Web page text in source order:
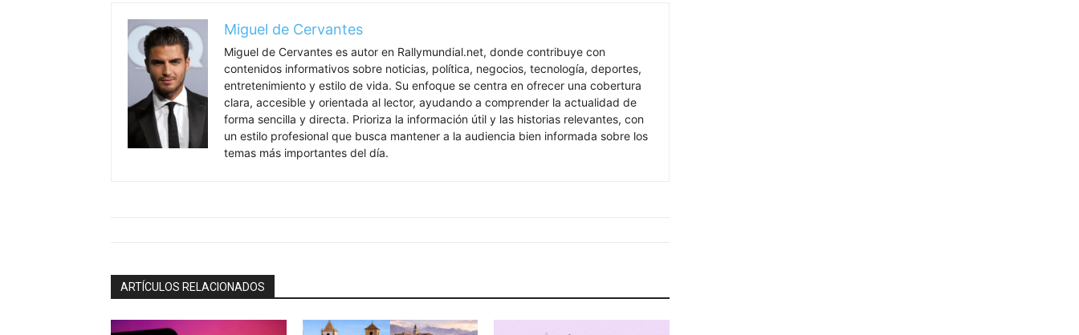
Miguel de Cervantes
Miguel de Cervantes es autor en Rallymundial.net, donde contribuye con
contenidos informativos sobre noticias, política, negocios, tecnología, deportes,
entretenimiento y estilo de vida. Su enfoque se centra en ofrecer una cobertura
clara, accesible y orientada al lector, ayudando a comprender la actualidad de
forma sencilla y directa. Prioriza la información útil y las historias relevantes, con
un estilo profesional que busca mantener a la audiencia bien informada sobre los
temas más importantes del día.
ARTÍCULOS RELACIONADOS